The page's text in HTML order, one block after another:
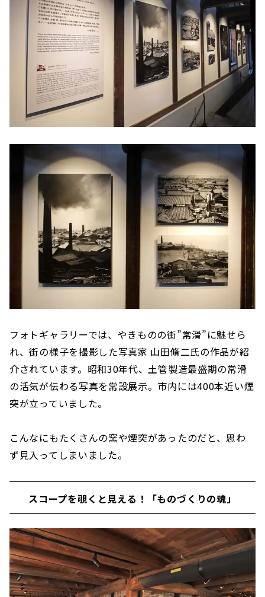
フォトギャラリーでは、やきものの街”常滑”に魅せら
れ、街の様子を撮影した写真家 山田脩二氏の作品が紹
介されています。昭和30年代、土管製造最盛期の常滑
の活気が伝わる写真を常設展示。市内には400本近い煙
突が立っていました。
こんなにもたくさんの窯や煙突があったのだと、思わ
ず見入ってしまいました。
スコープを覗くと見える！「ものづくりの魂」